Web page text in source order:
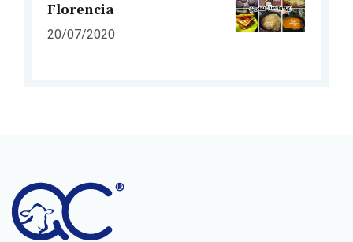
Florencia
20/07/2020